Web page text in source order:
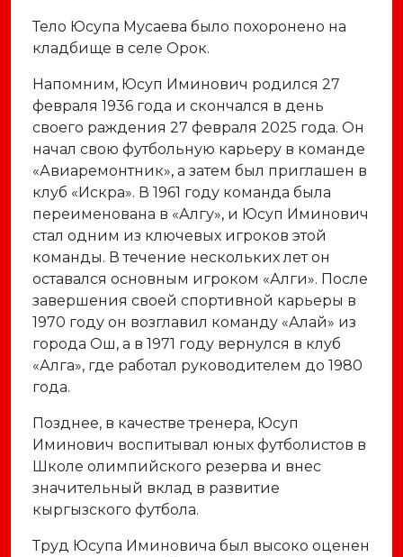
Тело Юсупа Мусаева было похоронено на
кладбище в селе Орок.
Напомним, Юсуп Иминович родился 27
февраля 1936 года и скончался в день
своего раждения 27 февраля 2025 года. Он
начал свою футбольную карьеру в команде
«Авиаремонтник», а затем был приглашен в
клуб «Искра». В 1961 году команда была
переименована в «Алгу», и Юсуп Иминович
стал одним из ключевых игроков этой
команды. В течение нескольких лет он
оставался основным игроком «Алги». После
завершения своей спортивной карьеры в
1970 году он возглавил команду «Алай» из
города Ош, а в 1971 году вернулся в клуб
«Алга», где работал руководителем до 1980
года.
Позднее, в качестве тренера, Юсуп
Иминович воспитывал юных футболистов в
Школе олимпийского резерва и внес
значительный вклад в развитие
кыргызского футбола.
Труд Юсупа Иминовича был высоко оценен